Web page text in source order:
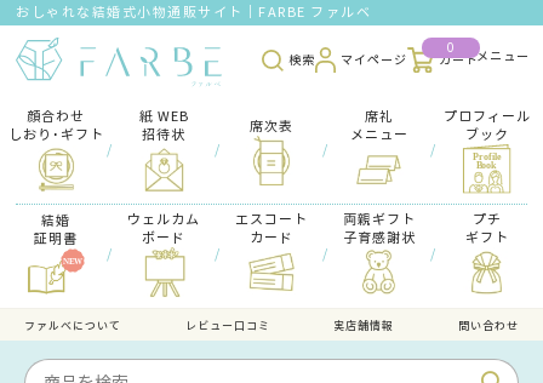
おしゃれな結婚式小物通販サイト｜FARBE ファルベ
検索 マイページ
0
カート
顔合わせ
しおり･ギフト
/
紙 WEB
招待状
/
席次表
/
席礼
メニュー
/
プロフィール
ブック
結婚
証明書
/
ウェルカム
ボード
/
エスコート
カード
/
両親ギフト
子育感謝状
/
プチ
ギフト
ファルべについて レビュー口コミ 実店舗情報 問い合わせ